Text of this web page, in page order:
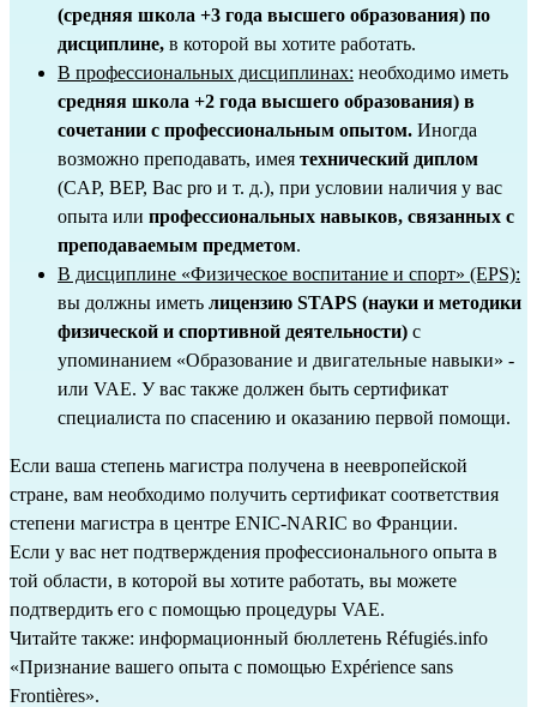
(средняя школа +3 года высшего образования) по
дисциплине, в которой вы хотите работать.
В профессиональных дисциплинах:
средняя школа +2 года высшего образования) в
сочетании с профессиональным опытом. Иногда
возможно преподавать, имея технический диплом
(CAP, BEP, Bac pro и т. д.), при условии наличия у вас
опыта или профессиональных навыков, связанных с
преподаваемым предметом.
В дисциплине «Физическое воспитание и спорт» (EPS):
вы должны иметь лицензию STAPS (науки и методики
физической и спортивной деятельности) с
упоминанием «Образование и двигательные навыки» -
или VAE. У вас также должен быть сертификат
специалиста по спасению и оказанию первой помощи.
Если ваша степень магистра получена в неевропейской
стране, вам необходимо получить сертификат соответствия
степени магистра в центре ENIC-NARIC во Франции.
Если у вас нет подтверждения профессионального опыта в
той области, в которой вы хотите работать, вы можете
подтвердить его с помощью процедуры VAE.
«Признание вашего опыта с помощью Expérience sans
Frontières».